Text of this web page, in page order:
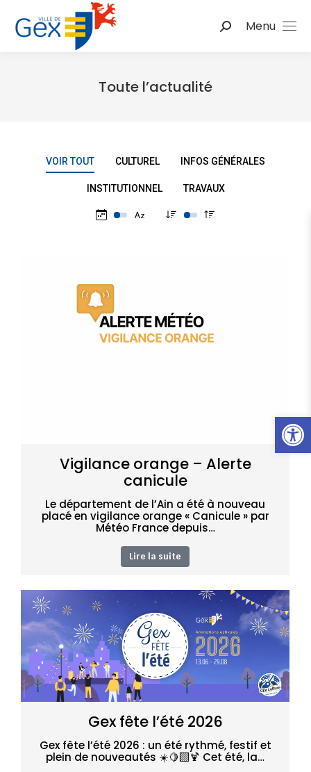
Ouvrir
Menu
Toute l’actualité
VOIR TOUT CULTUREL INFOS GÉNÉRALES
INSTITUTIONNEL TRAVAUX
Vigilance orange – Alerte
canicule
Le département de l’Ain a été à nouveau
placé en vigilance orange « Canicule » par
Météo France depuis…
Lire la suite
Gex fête l’été 2026
Gex fête l’été 2026 : un été rythmé, festif et
plein de nouveautés ☀️🍋‍🟩​🍹 Cet été, la…